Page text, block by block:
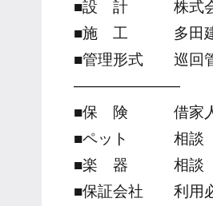
■設 計 株式会
■施 工 多田建設
■管理形式 巡回
―――――――
■保 険 借家人賠
■ペット 相談（
■楽 器 相談（消
■保証会社 利用必